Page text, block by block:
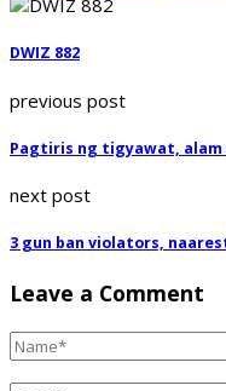
DWIZ 882
previous post
Pagtiris ng tigyawat, alam
next post
3 gun ban violators,
Leave a Comment